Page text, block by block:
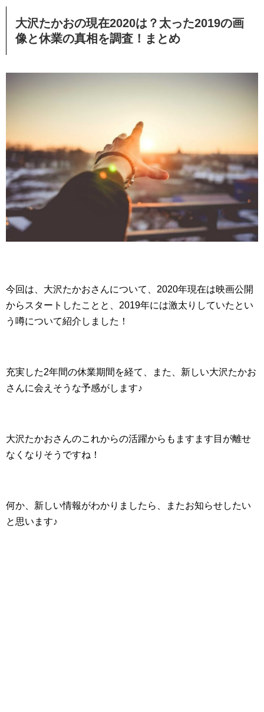
大沢たかおの現在2020は？太った2019の画
像と休業の真相を調査！まとめ
今回は、大沢たかおさんについて、2020年現在は映画公開
からスタートしたことと、2019年には激太りしていたとい
う噂について紹介しました！
充実した2年間の休業期間を経て、また、新しい大沢たかお
さんに会えそうな予感がします♪
大沢たかおさんのこれからの活躍からもますます目が離せ
なくなりそうですね！
何か、新しい情報がわかりましたら、またお知らせしたい
と思います♪